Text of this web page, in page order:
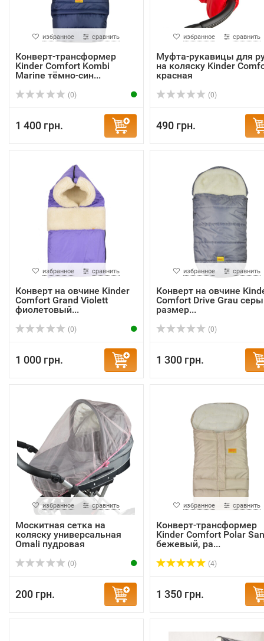
избранное сравнить
Конверт-трансформер
Kinder Comfort Kombi
Marine тёмно-син...
(0)
1 400 грн.
избранное сравнить
Муфта-рукавицы для
на коляску Kinder
красная
(0)
490 грн.
избранное сравнить
Конверт на овчине Kinder
Comfort Grand Violett
фиолетовый...
(0)
1 000 грн.
избранное сравнить
Конверт на овчине
Comfort Drive Grau
размер...
(0)
1 300 грн.
избранное сравнить
Москитная сетка на
коляску универсальная
Omali пудровая
(0)
200 грн.
избранное сравнить
Конверт-трансформер
Kinder Comfort Polar
бежевый, ра...
(4)
1 350 грн.